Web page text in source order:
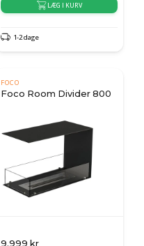
LÆG I KURV
1-2 dage
FOCO
Foco Room Divider 800
9.999 kr